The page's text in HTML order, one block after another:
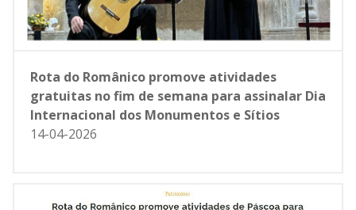
Rota do Românico promove atividades
gratuitas no fim de semana para assinalar Dia
Internacional dos Monumentos e Sítios
14-04-2026